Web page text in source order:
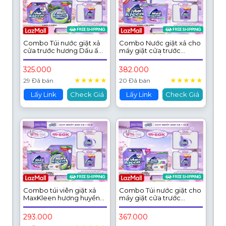
Combo Túi nước giặt xả
cửa trước hương Dấu ấn
ngọt ngào 3.6kg + Túi lau
sàn 3.6kg
325.000
29 Đã bán ★★★★★
Lấy Link Check Giá
Combo Nước giặt xả cho
máy giặt cửa trước
hương Dấu Ấn Ngọt
Ngào 3.6kg + Túi viên
MaxKleen hương Huyền
Diệu (34 viên/ túi)
382.000
20 Đã bán ★★★★★
Lấy Link Check Giá
Combo túi viên giặt xả
MaxKleen hương huyền
diệu + Túi nước lau sàn
3.6kg + Khăn lau bề mặt
293.000
Combo Túi nước giặt cho
máy giặt cửa trước
Huyền Diệu 2.2kg + Túi
viên hương Huyền Diệu
34 viên + Khăn ướt
367.000